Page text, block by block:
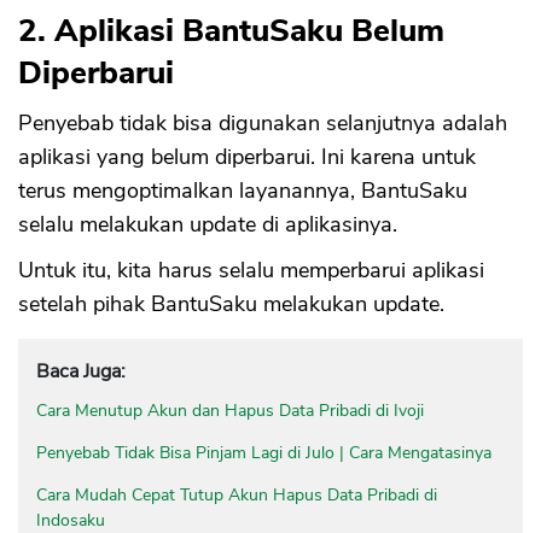
2. Aplikasi BantuSaku Belum
Diperbarui
Penyebab tidak bisa digunakan selanjutnya adalah
aplikasi yang belum diperbarui. Ini karena untuk
terus mengoptimalkan layanannya, BantuSaku
selalu melakukan update di aplikasinya.
Untuk itu, kita harus selalu memperbarui aplikasi
setelah pihak BantuSaku melakukan update.
Baca Juga:
Cara Menutup Akun dan Hapus Data Pribadi di Ivoji
Penyebab Tidak Bisa Pinjam Lagi di Julo | Cara Mengatasinya
Cara Mudah Cepat Tutup Akun Hapus Data Pribadi di
Indosaku